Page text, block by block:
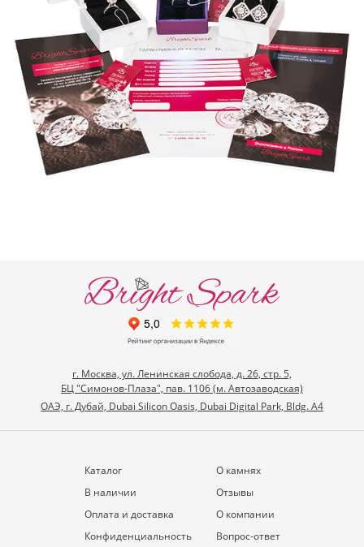
г. Москва, ул. Ленинская слобода, д. 26, стр. 5,
БЦ "Симонов-Плаза", пав. 1106 (м. Автозаводская)
ОАЭ, г. Дубай, Dubai Silicon Oasis, Dubai Digital Park, Bldg. A4
Каталог
В наличии
Оплата и доставка
Конфиденциальность
О камнях
Отзывы
О компании
Вопрос-ответ